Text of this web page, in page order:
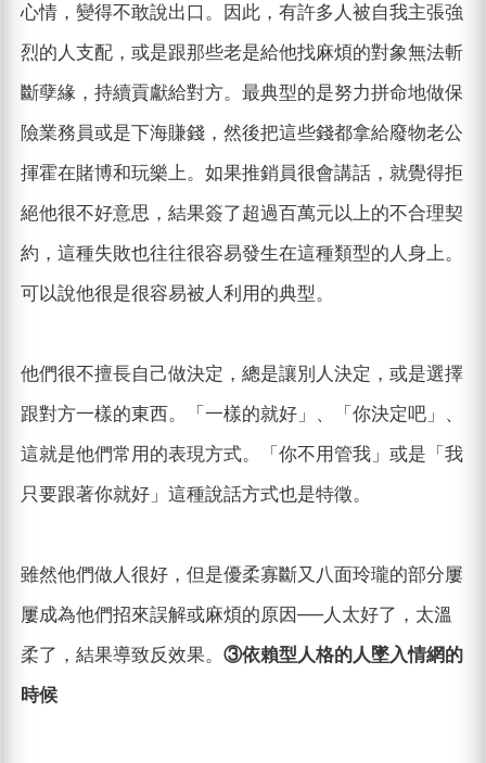
心情，變得不敢說出口。因此，有許多人被自我主張強
烈的人支配，或是跟那些老是給他找麻煩的對象無法斬
斷孽緣，持續貢獻給對方。最典型的是努力拼命地做保
險業務員或是下海賺錢，然後把這些錢都拿給廢物老公
揮霍在賭博和玩樂上。如果推銷員很會講話，就覺得拒
絕他很不好意思，結果簽了超過百萬元以上的不合理契
約，這種失敗也往往很容易發生在這種類型的人身上。
可以說他很是很容易被人利用的典型。
他們很不擅長自己做決定，總是讓別人決定，或是選擇
跟對方一樣的東西。「一樣的就好」、「你決定吧」、
這就是他們常用的表現方式。「你不用管我」或是「我
只要跟著你就好」這種說話方式也是特徵。
雖然他們做人很好，但是優柔寡斷又八面玲瓏的部分屢
屢成為他們招來誤解或麻煩的原因──人太好了，太溫
柔了，結果導致反效果。 ③依賴型人格的人墜入情網的
時候